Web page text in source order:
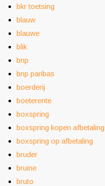
bkr toetsing
blauw
blauwe
blik
bnp
bnp paribas
boerderij
boeterente
boxspring
boxspring kopen afbetaling
boxspring op afbetaling
bruder
bruine
bruto